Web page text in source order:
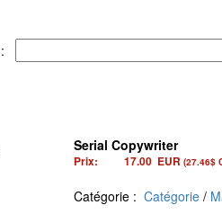
Serial Copywriter
Prix: 17.00 EUR (27.46$
Catégorie :Catégorie /